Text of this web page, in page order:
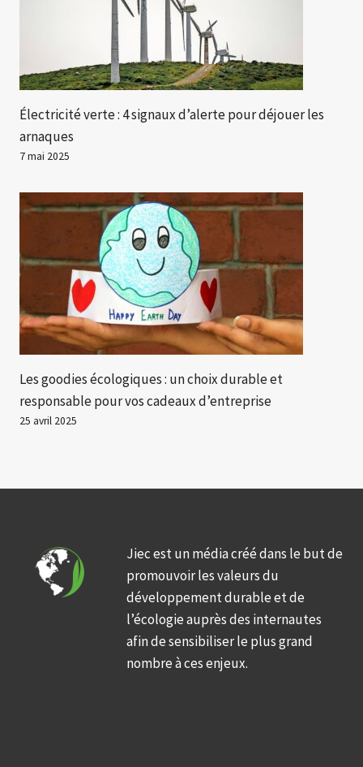
Électricité verte : 4 signaux d’alerte pour déjouer les
arnaques
7 mai 2025
Les goodies écologiques : un choix durable et
responsable pour vos cadeaux d’entreprise
25 avril 2025
Jiec est un média créé dans le but de
promouvoir les valeurs du
développement durable et de
l’écologie auprès des internautes
afin de sensibiliser le plus grand
nombre à ces enjeux.